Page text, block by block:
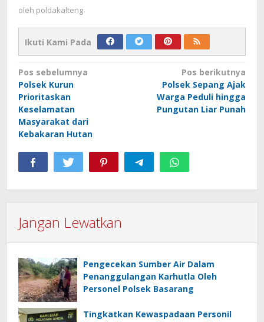
oleh poldakalteng
Ikuti Kami Pada
Navigasi
pos
Pos sebelumnya
Polsek Kurun
Prioritaskan
Keselamatan
Masyarakat dari
Kebakaran Hutan
Pos berikutnya
Polsek Sepang Ajak
Warga Peduli hingga
Pungutan Liar Punah
Jangan Lewatkan
Pengecekan Sumber Air Dalam
Penanggulangan Karhutla Oleh
Personel Polsek Basarang
Tingkatkan Kewaspadaan Personil